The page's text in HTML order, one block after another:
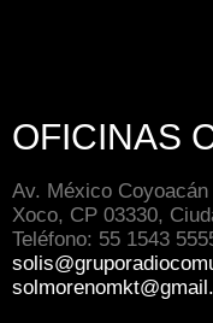
OFICINAS
Av. México
Xoco, CP 03330,
Teléfono: 55 1543